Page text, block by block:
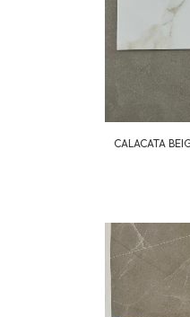
CALACATA